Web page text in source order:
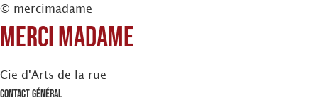
© mercimadame
Merci Madame
Cie d'Arts de la rue
Contact Général